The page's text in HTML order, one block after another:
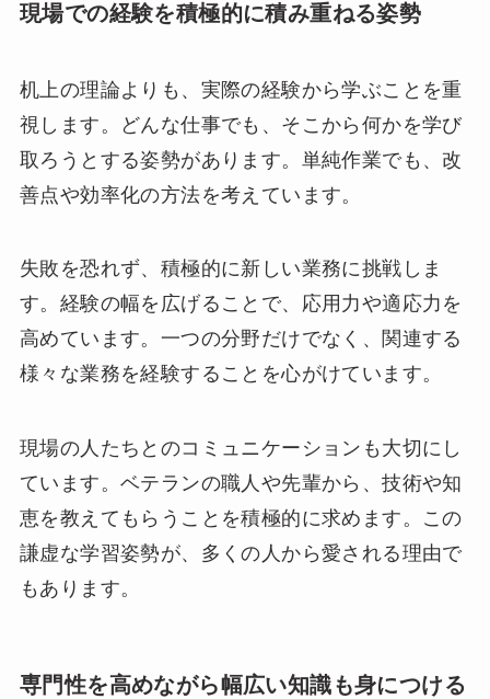
現場での経験を積極的に積み重ねる姿勢
机上の理論よりも、実際の経験から学ぶことを重
視します。どんな仕事でも、そこから何かを学び
取ろうとする姿勢があります。単純作業でも、改
善点や効率化の方法を考えています。
失敗を恐れず、積極的に新しい業務に挑戦しま
す。経験の幅を広げることで、応用力や適応力を
高めています。一つの分野だけでなく、関連する
様々な業務を経験することを心がけています。
現場の人たちとのコミュニケーションも大切にし
ています。ベテランの職人や先輩から、技術や知
恵を教えてもらうことを積極的に求めます。この
謙虚な学習姿勢が、多くの人から愛される理由で
もあります。
専門性を高めながら幅広い知識も身につける